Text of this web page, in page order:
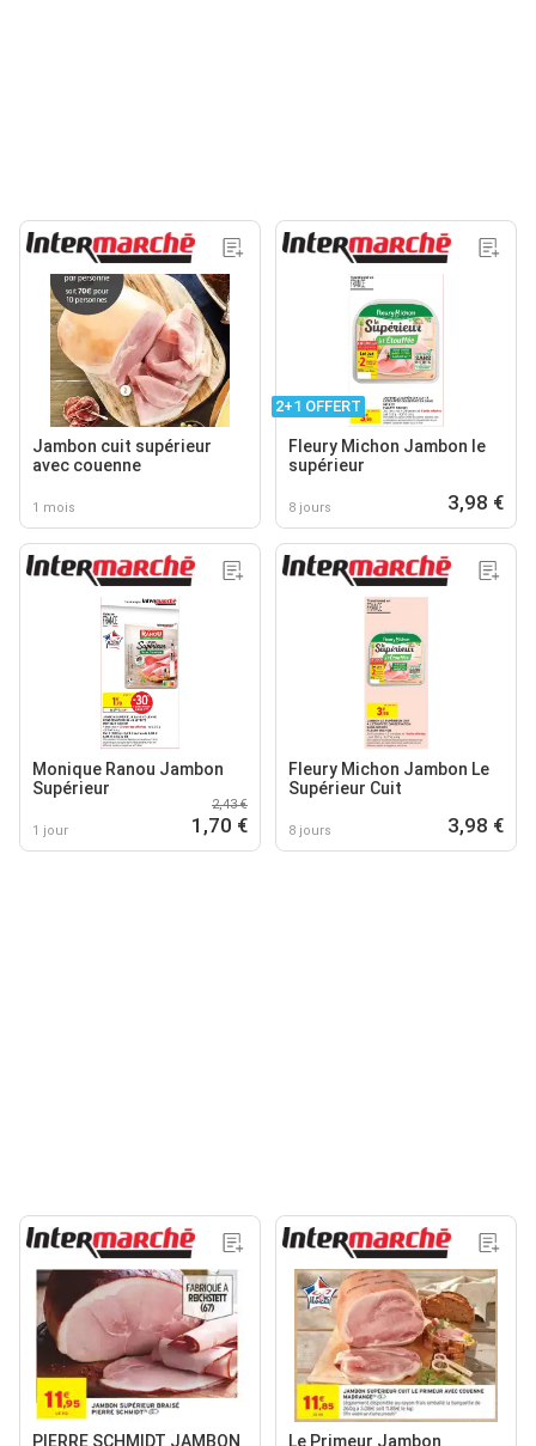
Jambon cuit supérieur
avec couenne
1 mois
2+1 OFFERT
Fleury Michon Jambon le
supérieur
8 jours 3,98 €
Monique Ranou Jambon
Supérieur
1 jour
2,43 €
1,70 €
Fleury Michon Jambon Le
Supérieur Cuit
8 jours 3,98 €
PIERRE SCHMIDT JAMBON Le Primeur Jambon